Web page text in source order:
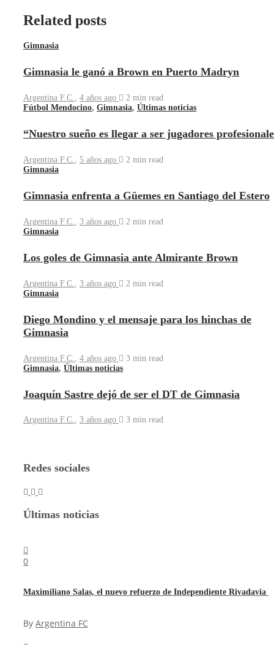
Related posts
Gimnasia
Gimnasia le ganó a Brown en Puerto Madryn
Argentina F.C., 4 años ago 2 min read
Fútbol Mendocino, Gimnasia, Últimas noticias
“Nuestro sueño es llegar a ser jugadores
Argentina F.C. 5 años ago 2 min read
Gimnasia
Gimnasia enfrenta a Güemes en Santiago del Estero
Argentina F.C. 3 años ago 2 min read
Gimnasia
Los goles de Gimnasia ante Almirante Brown
Argentina F.C. 3 años ago 2 min read
Gimnasia
Diego Mondino y el mensaje para los hinchas de
Gimnasia
Argentina F.C. 4 años ago 3 min read
Gimnasia, Últimas noticias
Joaquín Sastre dejó de ser el DT de Gimnasia
Argentina F.C., 3 años ago 3 min read
Redes sociales
Últimas noticias
0
Maximiliano Salas, el nuevo refuerzo de Independiente Rivadavia
By Argentina FC